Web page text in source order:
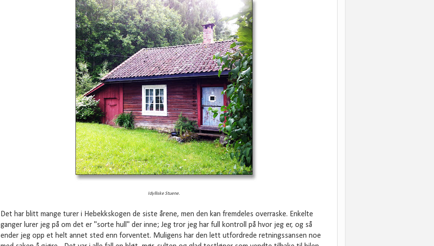
Idylliske Stuene.
Det har blitt mange turer i Hebekkskogen de siste årene, men den kan fremdeles overraske. Enkelte
ganger lurer jeg på om det er "sorte hull" der inne; Jeg tror jeg har full kontroll på hvor jeg er, og så
ender jeg opp et helt annet sted enn forventet. Muligens har den lett utfordrede retningssansen noe